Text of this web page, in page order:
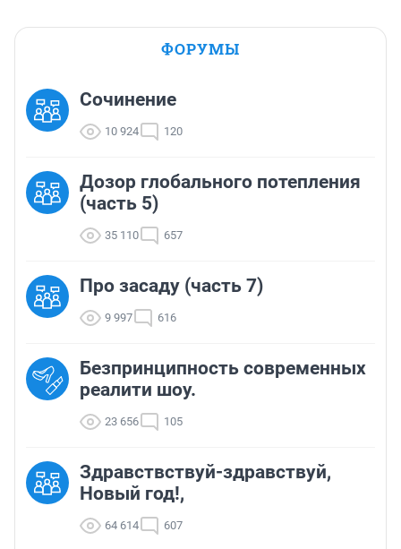
ФОРУМЫ
Сочинение
10 924 120
Дозор глобального потепления
(часть 5)
35 110 657
Про засаду (часть 7)
9 997 616
Безпринципность современных
реалити шоу.
23 656 105
Здравствствуй-здравствуй,
Новый год!,
64 614 607